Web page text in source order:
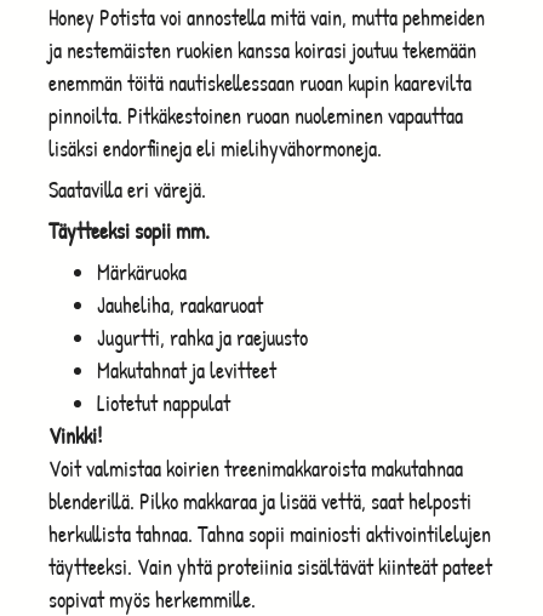
Honey Potista voi annostella mitä vain, mutta pehmeiden
ja nestemäisten ruokien kanssa koirasi joutuu tekemään
enemmän töitä nautiskellessaan ruoan kupin kaarevilta
pinnoilta. Pitkäkestoinen ruoan nuoleminen vapauttaa
lisäksi endorfiineja eli mielihyvähormoneja.
Saatavilla eri värejä.
Täytteeksi sopii mm.
Märkäruoka
Jauheliha, raakaruoat
Jugurtti, rahka ja raejuusto
Makutahnat ja levitteet
Liotetut nappulat
Vinkki!
Voit valmistaa koirien treenimakkaroista makutahnaa
blenderillä. Pilko makkaraa ja lisää vettä, saat helposti
herkullista tahnaa. Tahna sopii mainiosti aktivointilelujen
täytteeksi. Vain yhtä proteiinia sisältävät kiinteät pateet
sopivat myös herkemmille.